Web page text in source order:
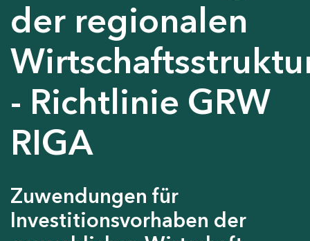
der regionalen
- Richtlinie GRW
RIGA
Zuwendungen für
Investitionsvorhaben der